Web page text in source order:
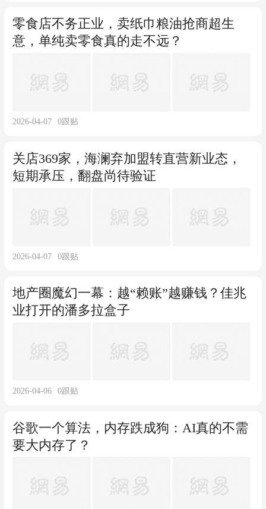
零食店不务正业，卖纸巾粮油抢商超生
意，单纯卖零食真的走不远？
2026-04-07 0跟贴
关店369家，海澜弃加盟转直营新业态，
短期承压，翻盘尚待验证
2026-04-07 0跟贴
地产圈魔幻一幕：越“赖账”越赚钱？佳兆
业打开的潘多拉盒子
2026-04-06 0跟贴
谷歌一个算法，内存跌成狗：AI真的不需
要大内存了？